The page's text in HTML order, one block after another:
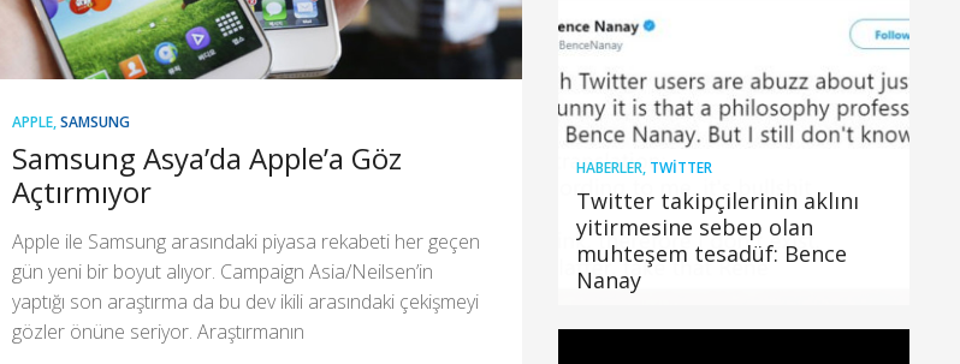
APPLE,SAMSUNG
Samsung Asya’da Apple’a Göz
Açtırmıyor
Apple ile Samsung arasındaki piyasa rekabeti her geçen
gün yeni bir boyut alıyor. Campaign Asia/Neilsen’in
yaptığı son araştırma da bu dev ikili arasındaki çekişmeyi
gözler önüne seriyor. Araştırmanın
HABERLER, TWITTER
Twitter takipçilerinin aklını
yitirmesine sebep olan
muhteşem tesadüf: Bence
Nanay